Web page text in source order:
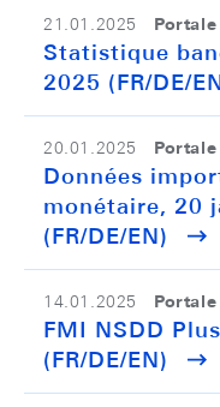
21.01.2025
Statistique
2025 (FR/DE/
20.01.2025
Données
monétaire, 20
(FR/DE/EN)
14.01.2025
FMI NSDD
(FR/DE/EN)